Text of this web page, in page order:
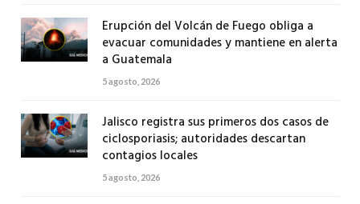
Erupción del Volcán de Fuego obliga a
evacuar comunidades y mantiene en alerta
a Guatemala
5 agosto, 2026
Jalisco registra sus primeros dos casos de
ciclosporiasis; autoridades descartan
contagios locales
5 agosto, 2026